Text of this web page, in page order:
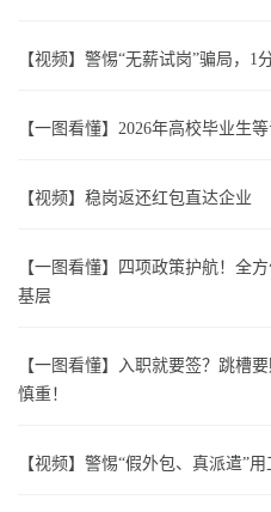
【视频】警惕“无薪试岗”骗局，1
【一图看懂】2026年高校毕业生
【视频】稳岗返还红包直达企业
【一图看懂】四项政策护航！全
基层
【一图看懂】入职就要签？跳槽
慎重！
【视频】警惕“假外包、真派遣”